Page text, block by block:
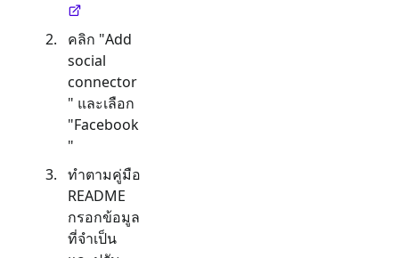
คลิก "Add
social
connector
" และเลือก
"Facebook
"
ทำตามคู่มือ
README
กรอกข้อมูล
ที่จำเป็น